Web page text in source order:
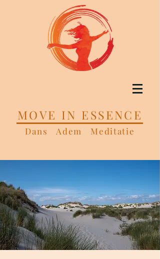
MOVE IN ESSENCE
Dans Adem Meditatie